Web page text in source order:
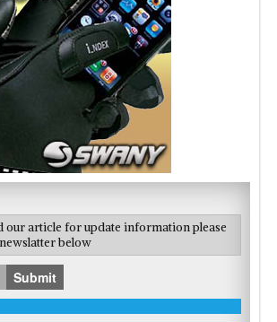
our article for update information please
below
Submit